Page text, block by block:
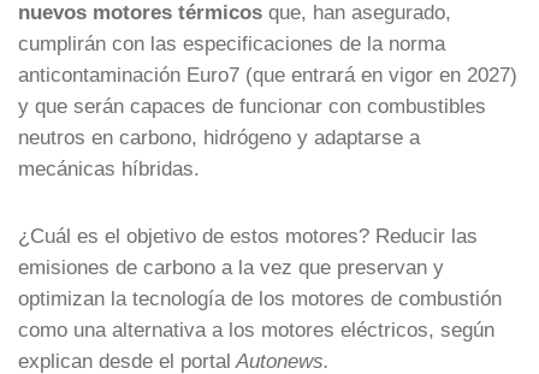
nuevos motores térmicos que, han asegurado,
cumplirán con las especificaciones de la norma
anticontaminación Euro7 (que entrará en vigor en 2027)
y que serán capaces de funcionar con combustibles
neutros en carbono, hidrógeno y adaptarse a
mecánicas híbridas.
¿Cuál es el objetivo de estos motores? Reducir las
emisiones de carbono a la vez que preservan y
optimizan la tecnología de los motores de combustión
como una alternativa a los motores eléctricos, según
explican desde el portal Autonews.